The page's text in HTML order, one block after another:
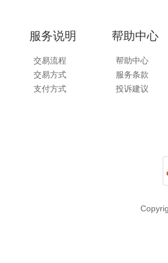
服务说明
交易流程
交易方式
支付方式
帮助中心
帮助中心
服务条款
投诉建议